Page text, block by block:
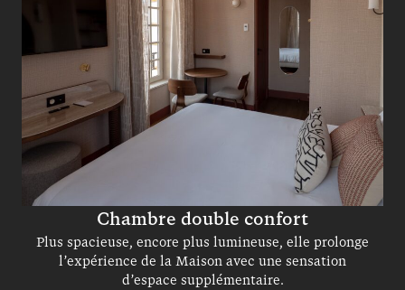
Chambre double confort
Plus spacieuse, encore plus lumineuse, elle prolonge
l’expérience de la Maison avec une sensation
d’espace supplémentaire.